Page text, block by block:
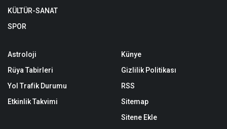
KÜLTÜR-SANAT
SPOR
Astroloji
Rüya Tabirleri
Yol Trafik Durumu
Etkinlik Takvimi
Künye
Gizlilik Politikası
RSS
Sitemap
Sitene Ekle